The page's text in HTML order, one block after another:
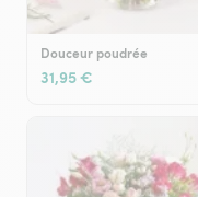
Douceur poudrée
31,95 €